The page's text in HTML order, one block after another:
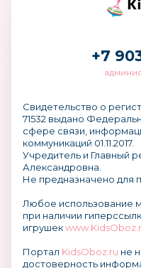
+7
Свидетельство о
71532 выдано
сфере связи,
коммуникаций 01.11.2017.
Учредитель и Главный
Александровна.
Не предназначено для
Любое использование
при наличии
игрушек
Портал KidsOboz.ru не
достоверность